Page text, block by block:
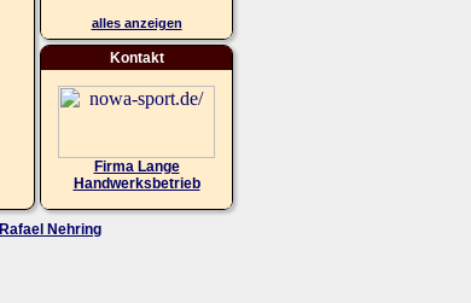
alles anzeigen
Kontakt
Firma Lange
Handwerksbetrieb
Rafael Nehring